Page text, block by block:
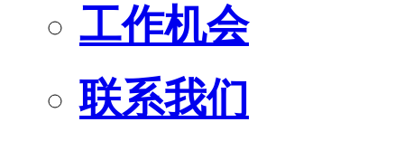
工作机会
联系我们